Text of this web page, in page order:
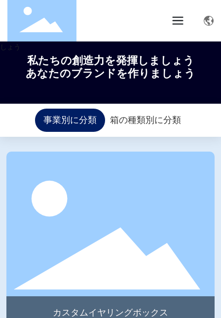
私たちの創造力を発揮しましょう
あなたのブランドを作りましょう
事業別に分類 箱の種類別に分類
カスタムイヤリングボックス